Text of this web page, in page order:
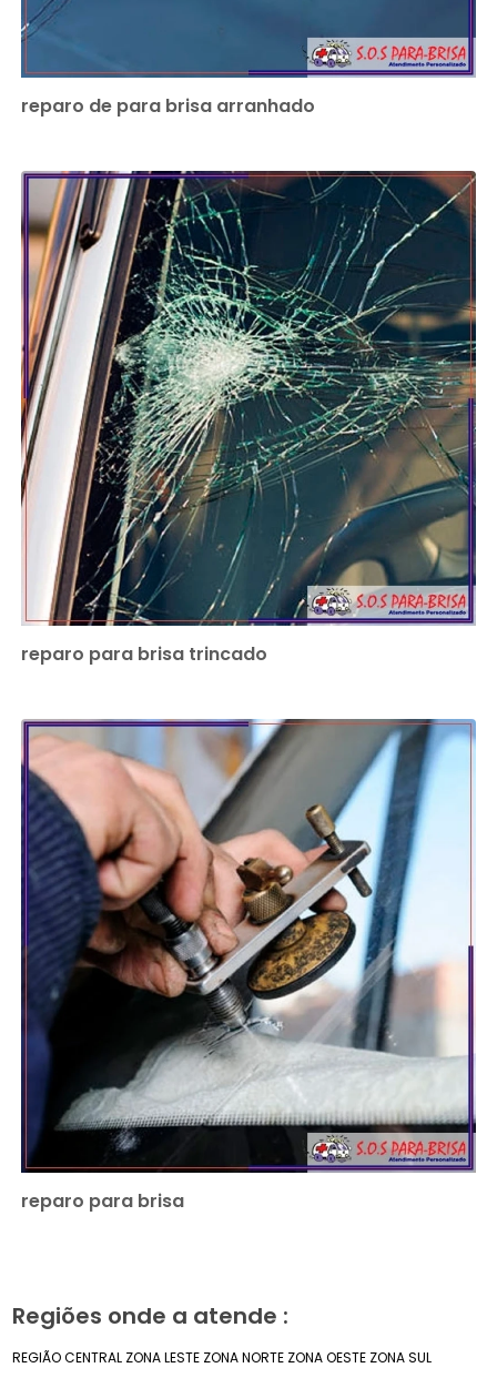
reparo de para brisa arranhado
reparo para brisa trincado
reparo para brisa
Regiões onde a atende :
REGIÃO CENTRAL ZONA LESTE ZONA NORTE ZONA OESTE ZONA SUL